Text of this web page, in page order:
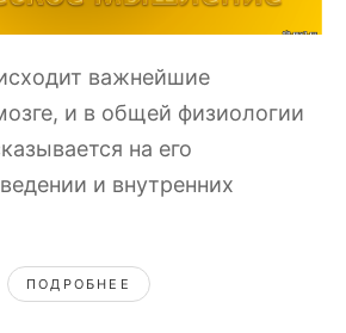
важнейшие
и в общей физиологии
на его
и внутренних
ПОДРОБНЕЕ